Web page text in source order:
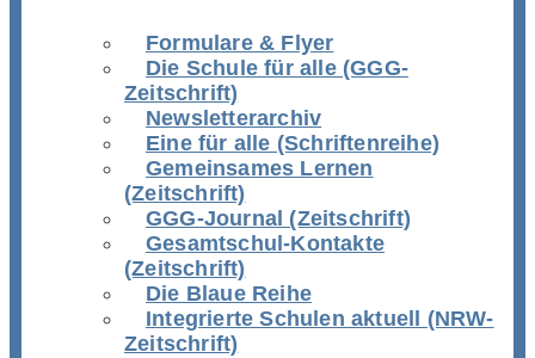
Formulare & Flyer
Die Schule für alle (GGG-
Zeitschrift)
Newsletterarchiv
Eine für alle (Schriftenreihe)
Gemeinsames Lernen
(Zeitschrift)
GGG-Journal (Zeitschrift)
Gesamtschul-Kontakte
(Zeitschrift)
Die Blaue Reihe
Integrierte Schulen aktuell (NRW-
Zeitschrift)